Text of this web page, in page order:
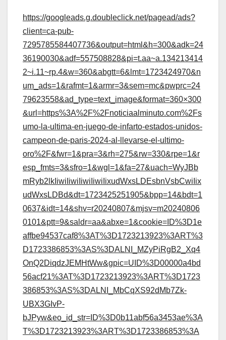
https://googleads.g.doubleclick.net/pagead/ads?
client=ca-pub-
7295785584407736&output=html&h=300&adk=24
36190030&adf=557508828&pi=t.aa~a.134213414
2~i.11~rp.4&w=360&abgtt=6&lmt=1723424970&n
um_ads=1&rafmt=1&armr=3&sem=mc&pwprc=24
79623558&ad_type=text_image&format=360×300
&url=https%3A%2F%2Fnoticiaalminuto.com%2Fs
umo-la-ultima-en-juego-de-infarto-estados-unidos-
campeon-de-paris-2024-al-llevarse-el-ultimo-
oro%2F&fwr=1&pra=3&rh=275&rw=330&rpe=1&r
esp_fmts=3&sfro=1&wgl=1&fa=27&uach=WyJBb
mRyb2lkIiwiIiwiIiwiIiwiIixudWxsLDEsbnVsbCwiIix
udWxsLDBd&dt=1723425251905&bpp=14&bdt=1
0637&idt=14&shv=r20240807&mjsv=m20240806
0101&ptt=9&saldr=aa&abxe=1&cookie=ID%3D1e
affbe94537caf8%3AT%3D1723213923%3ART%3
D1723386853%3AS%3DALNI_MZyPiRgB2_Xq4
OnQ2DiqdzJEMHtWw&gpic=UID%3D00000a4bd
56acf21%3AT%3D1723213923%3ART%3D1723
386853%3AS%3DALNI_MbCqXS92dMb7Zk-
UBX3GIvP-
bJPyw&eo_id_str=ID%3D0b11abf56a3453ae%3A
T%3D1723213923%3ART%3D1723386853%3A